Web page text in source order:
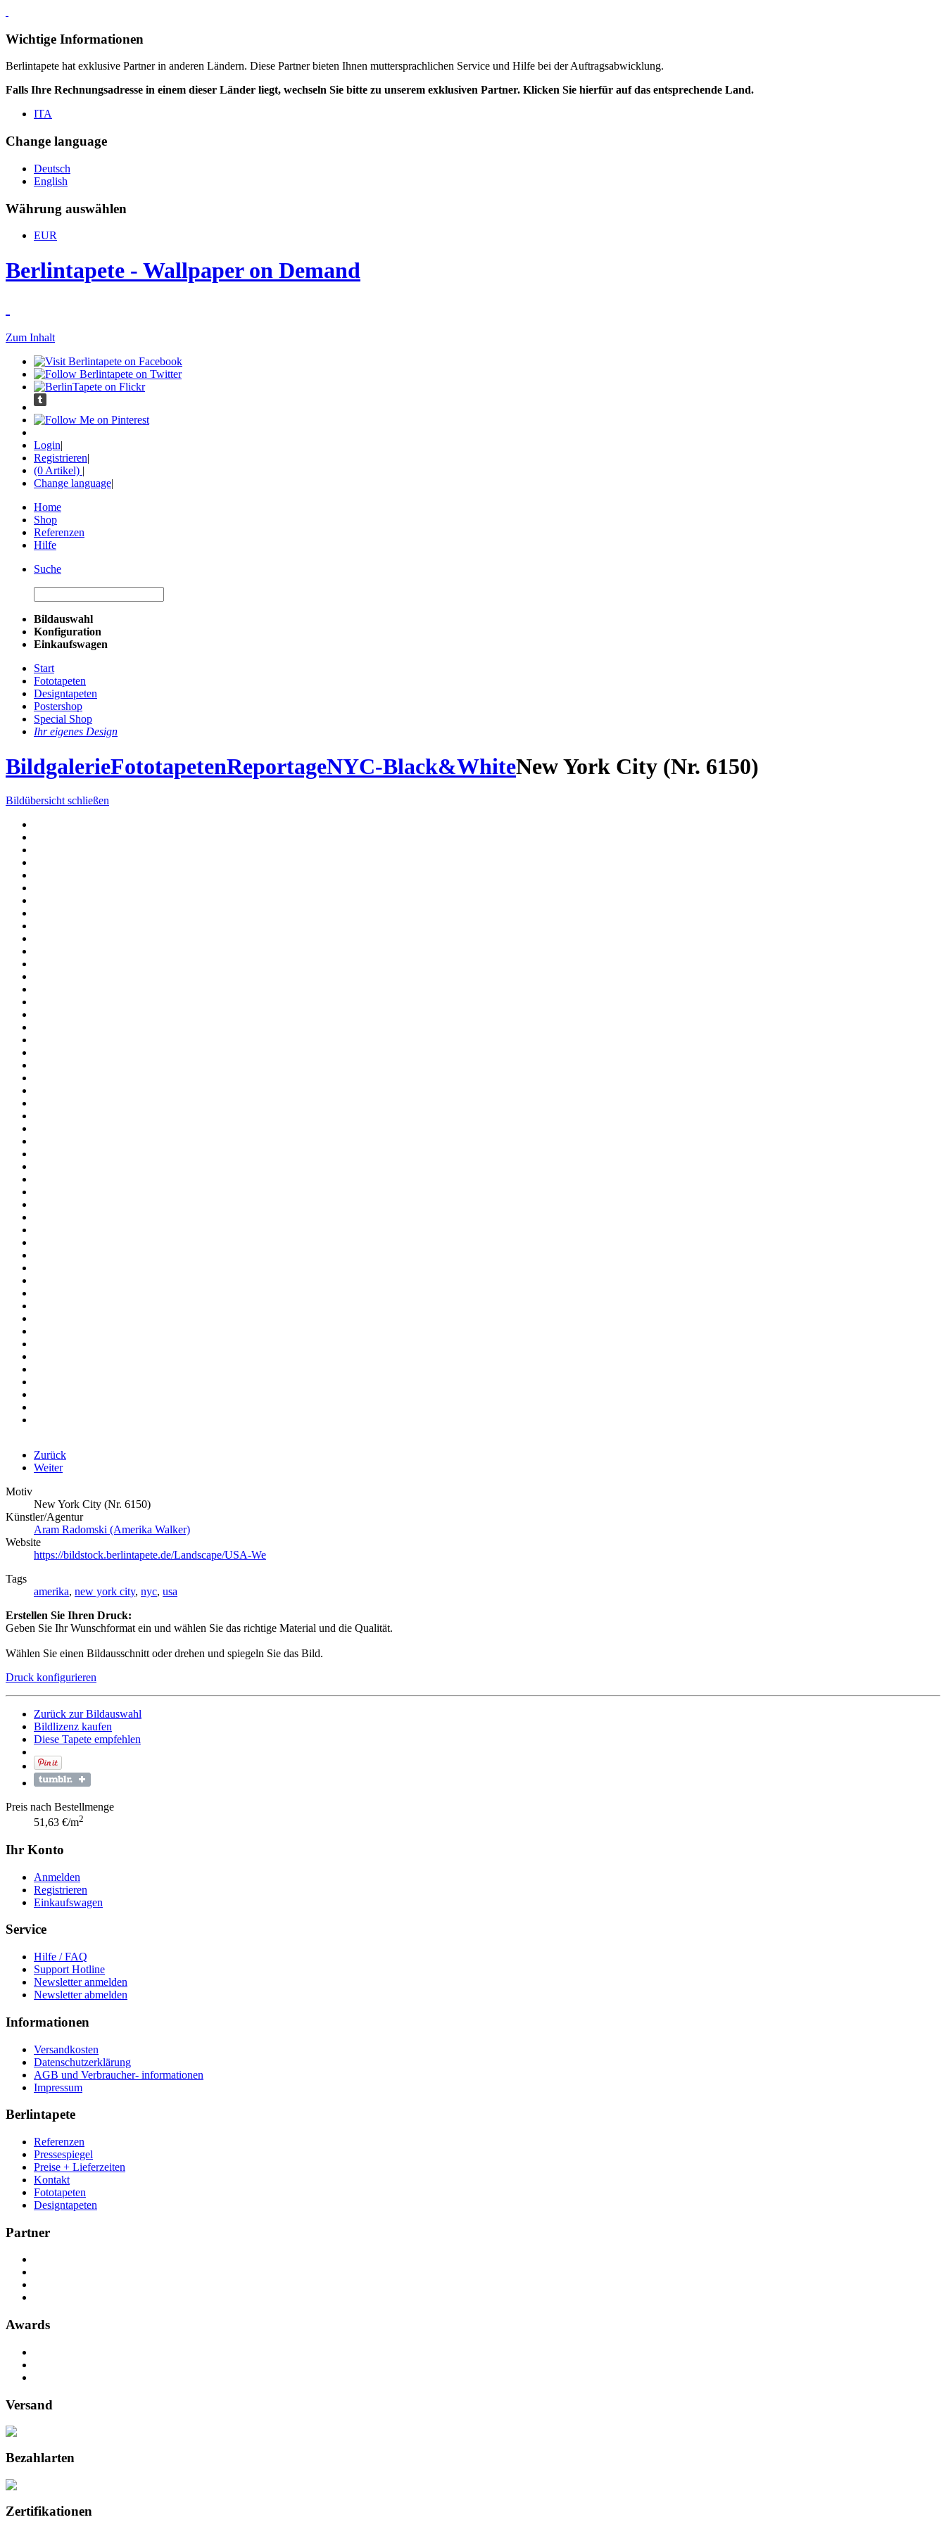
Wichtige Informationen
Berlintapete hat exklusive Partner in anderen Ländern. Diese Partner bieten Ihnen muttersprachlichen Service und Hilfe bei der Auftragsabwicklung.
Falls Ihre Rechnungsadresse in einem dieser Länder liegt, wechseln Sie bitte zu unserem exklusiven Partner. Klicken Sie hierfür auf das entsprechende Land.
ITA
Change language
Deutsch
English
Währung auswählen
EUR
Berlintapete - Wallpaper on Demand
Zum Inhalt
Login|
Registrieren|
(0 Artikel) |
Change language|
Home
Shop
Referenzen
Hilfe
Suche
Bildauswahl
Konfiguration
Einkaufswagen
Start
Fototapeten
Designtapeten
Postershop
Special Shop
Ihr eigenes Design
BildgalerieFototapetenReportageNYC-Black&WhiteNew York City (Nr. 6150)
Bildübersicht schließen
Zurück
Weiter
Motiv
New York City (Nr. 6150)
Künstler/Agentur
Aram Radomski (Amerika Walker)
Website
https://bildstock.berlintapete.de/Landscape/USA-We
Tags
amerika, new york city, nyc, usa
Erstellen Sie Ihren Druck:
Geben Sie Ihr Wunschformat ein und wählen Sie das richtige Material und die Qualität.
Wählen Sie einen Bildausschnitt oder drehen und spiegeln Sie das Bild.
Druck konfigurieren
Zurück zur Bildauswahl
Bildlizenz kaufen
Diese Tapete empfehlen
Preis nach Bestellmenge
51,63 €/m2
Ihr Konto
Anmelden
Registrieren
Einkaufswagen
Service
Hilfe / FAQ
Support Hotline
Newsletter anmelden
Newsletter abmelden
Informationen
Versandkosten
Datenschutzerklärung
AGB und Verbraucher- informationen
Impressum
Berlintapete
Referenzen
Pressespiegel
Preise + Lieferzeiten
Kontakt
Fototapeten
Designtapeten
Partner
Awards
Versand
Bezahlarten
Zertifikationen